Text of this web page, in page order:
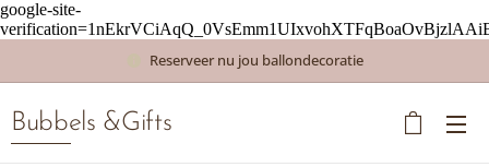
google-site-
Reserveer nu jou ballondecoratie
Bubbels &Gifts